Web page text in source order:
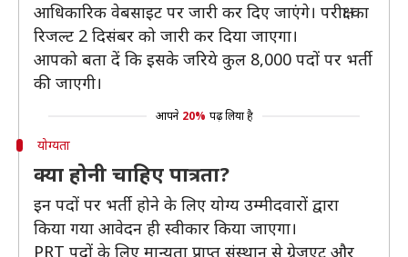
आधिकारिक वेबसाइट पर जारी कर दिए जाएंगे। परीक्षा का
रिजल्ट 2 दिसंबर को जारी कर दिया जाएगा।
आपको बता दें कि इसके जरिये कुल 8,000 पदों पर भर्ती
की जाएगी।
आपने 20% पढ़ लिया है
योग्यता
क्या होनी चाहिए पात्रता?
इन पदों पर भर्ती होने के लिए योग्य उम्मीदवारों द्वारा
किया गया आवेदन ही स्वीकार किया जाएगा।
PRT पदों के लिए मान्यता प्राप्त संस्थान से ग्रेजुएट और